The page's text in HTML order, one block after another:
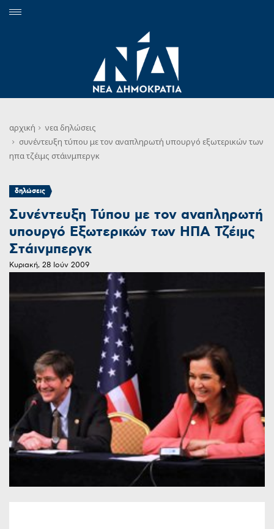
αρχική νεα δηλώσεις
συνέντευξη τύπου με τον αναπληρωτή υπουργό εξωτερικών των
ηπα τζέιμς στάινμπεργκ
δηλώσεις
Συνέντευξη Τύπου με τον αναπληρωτή
υπουργό Εξωτερικών των ΗΠΑ Τζέιμς
Στάινμπεργκ
Κυριακή, 28 Ιούν 2009